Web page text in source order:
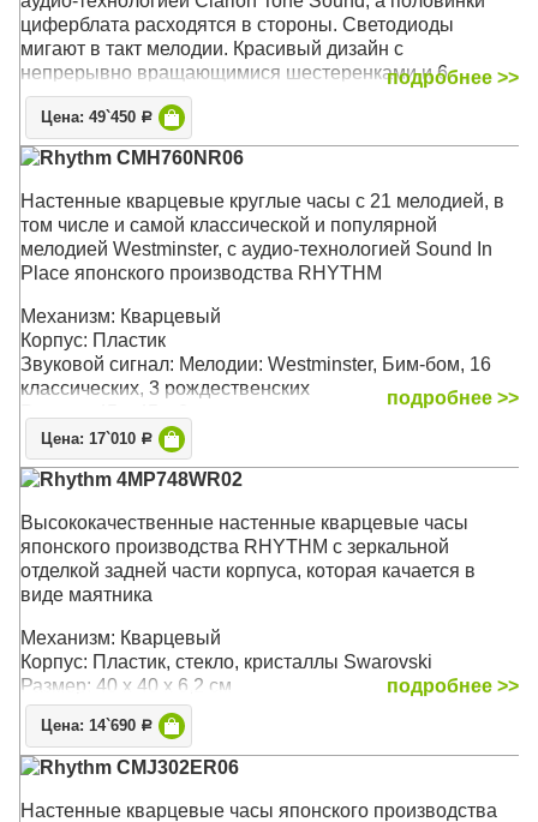
циферблата расходятся в стороны. Светодиоды
мигают в такт мелодии. Красивый дизайн с
непрерывно вращающимися шестеренками и 6
кристаллами Swarovski. Термометр - для измерение
температуры внутри помещения. Гигрометр - для
измерения влажности в помещении. Режим
музыкальной демонстрации
Механизм: Кварцевый
Корпус: Пластик
Звуковой сигнал: Мелодии: 12 классических, 12
фольклорных, 6 рождественских
Размер: 39 х 41 х 8,6 см
подробнее >>
Цена: 49`450 Р
Rhythm CMH760NR06
Настенные кварцевые круглые часы c 21 мелодией, в
том числе и самой классической и популярной
мелодией Westminster, с аудио-технологией Sound In
Place японского производства RHYTHM
Механизм: Кварцевый
Корпус: Пластик
Звуковой сигнал: Мелодии: Westminster, Бим-бом, 16
классических, 3 рождественских
подробнее >>
Цена: 17`010 Р
Rhythm 4MP748WR02
Высококачественные настенные кварцевые часы
японского производства RHYTHM с зеркальной
отделкой задней части корпуса, которая качается в
виде маятника
Механизм: Кварцевый
Корпус: Пластик, стекло, кристаллы Swarovski
Размер: 40 х 40 х 6,2 см
подробнее >>
Цена: 14`690 Р
Rhythm CMJ302ER06
Настенные кварцевые часы японского производства